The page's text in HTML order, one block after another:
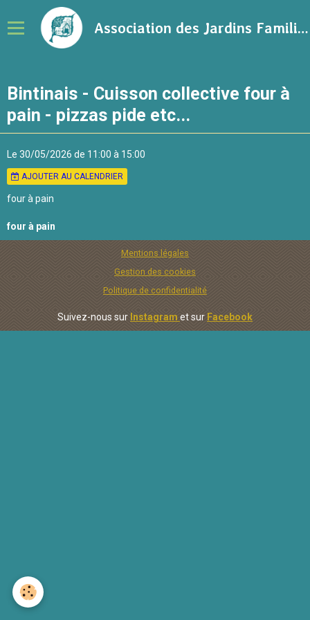
Association des Jardins Familiaux de la Ville de Rennes
Calendrier
Ressources sur le jardinage
Blog
Bintinais - Cuisson collective four à
pain - pizzas pide etc...
Le 30/05/2026 de 11:00 à 15:00
AJOUTER AU CALENDRIER
four à pain
four à pain
Mentions légales
Gestion des cookies
Politique de confidentialité
Suivez-nous sur Instagram et sur Facebook